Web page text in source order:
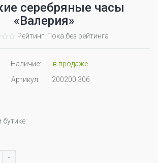
серебряные часы
«Валерия»
Рейтинг: Пока без рейтинга
Наличие:
в продаже
Артикул:
200200.306
-